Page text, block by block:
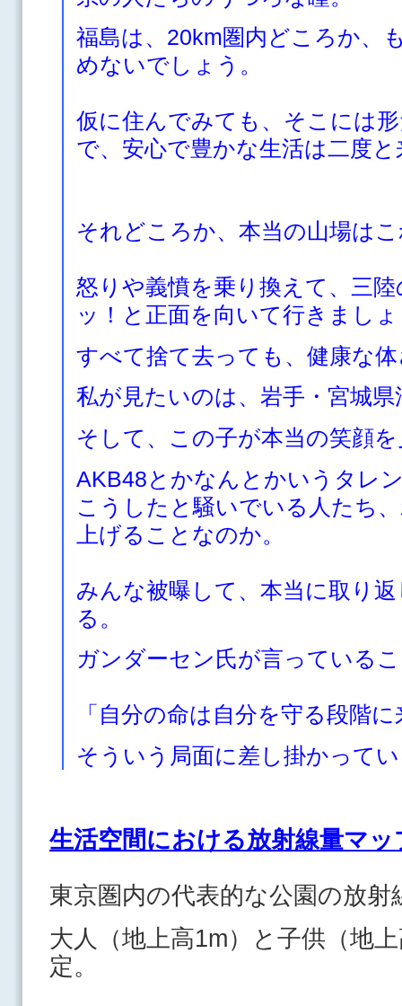
福島は、20km圏内どころか、
めないでしょう。
仮に住んでみても、そこには
で、安心で豊かな生活は二度
それどころか、本当の山場は
怒りや義憤を乗り換えて、三
ッ！と正面を向いて行きまし
すべて捨て去っても、健康な
私が見たいのは、岩手・宮城
そして、この子が本当の笑顔
AKB48とかなんとかいうタレ
こうしたと騒いでいる人たち
上げることなのか。
みんな被曝して、本当に取り
る。
ガンダーセン氏が言っている
「自分の命は自分を守る段階
そういう局面に差し掛かって
生活空間における放射線量マッ
東京圏内の代表的な公園の放射
大人（地上高1m）と子供（地
定。